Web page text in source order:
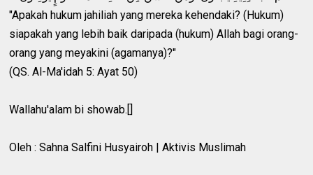
"Apakah hukum jahiliah yang mereka kehendaki? (Hukum)
siapakah yang lebih baik daripada (hukum) Allah bagi orang-
orang yang meyakini (agamanya)?"
(QS. Al-Ma'idah 5: Ayat 50)
Wallahu'alam bi showab.[]
Oleh : Sahna Salfini Husyairoh | Aktivis Muslimah